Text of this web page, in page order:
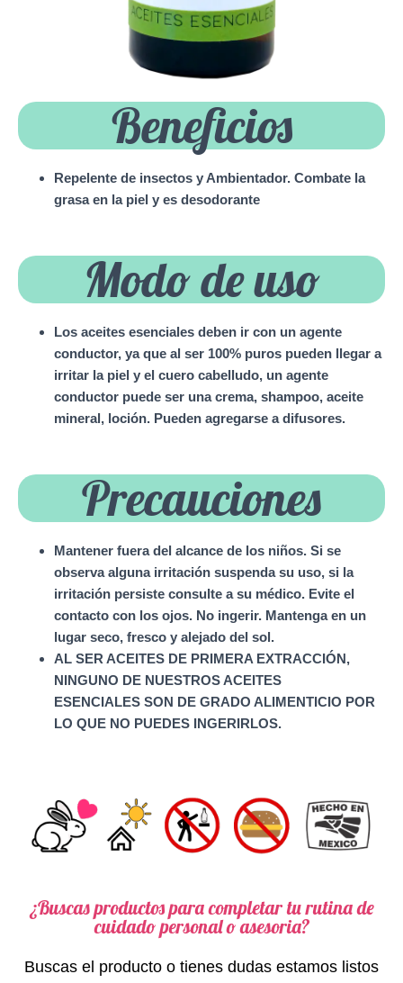
Beneficios
Repelente de insectos y Ambientador. Combate la
grasa en la piel y es desodorante
Modo de uso
Los aceites esenciales deben ir con un agente
conductor, ya que al ser 100% puros pueden llegar a
irritar la piel y el cuero cabelludo, un agente
conductor puede ser una crema, shampoo, aceite
mineral, loción. Pueden agregarse a difusores.
Precauciones
Mantener fuera del alcance de los niños. Si se
observa alguna irritación suspenda su uso, si la
irritación persiste consulte a su médico. Evite el
contacto con los ojos. No ingerir. Mantenga en un
lugar seco, fresco y alejado del sol.
AL SER ACEITES DE PRIMERA EXTRACCIÓN,
NINGUNO DE NUESTROS ACEITES
ESENCIALES SON DE GRADO ALIMENTICIO POR
LO QUE NO PUEDES INGERIRLOS.
¿Buscas productos para completar tu rutina de
cuidado personal o asesoria?
Buscas el producto o tienes dudas estamos listos